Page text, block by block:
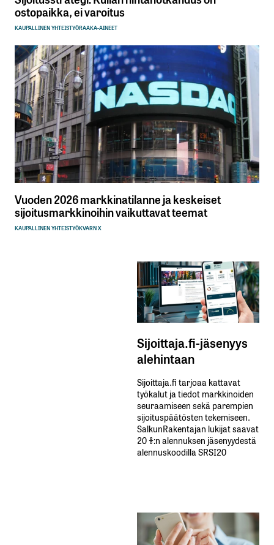
ostopaikka, ei varoitus
KAUPALLINEN YHTEISTYÖRAAKA-AINEET
Vuoden 2026 markkinatilanne ja keskeiset
sijoitusmarkkinoihin vaikuttavat teemat
KAUPALLINEN YHTEISTYÖKVARN X
Sijoittaja.fi-jäsenyys
alehintaan
Sijoittaja.fi tarjoaa kattavat
työkalut ja tiedot markkinoiden
seuraamiseen sekä parempien
sijoituspäätösten tekemiseen.
SalkunRakentajan lukijat saavat
20 %:n alennuksen jäsenyydestä
alennuskoodilla SRSI20